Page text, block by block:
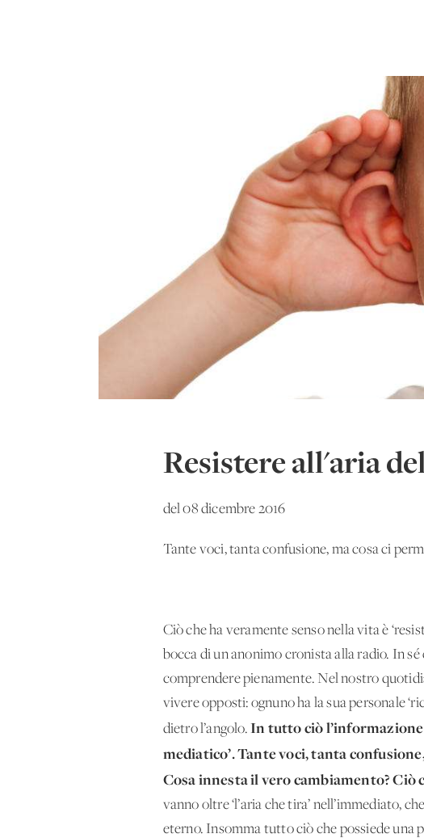
Resistere all'aria
del 08 dicembre 2016
Tante voci, tanta confusione, ma cosa ci
Ciò che ha veramente senso nella vita è
bocca di un anonimo cronista alla radio. In
comprendere pienamente. Nel nostro
vivere opposti: ognuno ha la sua personale
dietro l’angolo. In tutto ciò l’informazione
mediatico’. Tante voci, tanta
Cosa innesta il vero cambiamento? Ciò
vanno oltre ‘l’aria che tira’ nell’immediato,
eterno. Insomma tutto ciò che possiede una